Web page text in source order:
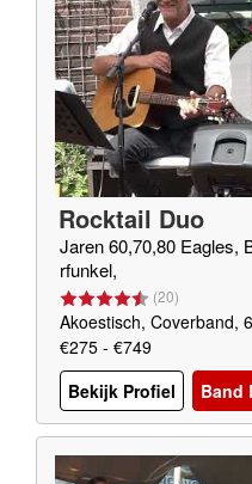
Rocktail Duo
Jaren 60,70,80 Eagles,
rfunkel,
(20)
Akoestisch, Coverband,
€275 - €749
Bekijk Profiel
Band